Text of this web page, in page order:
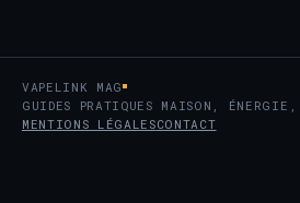
VAPELINK MAG
GUIDES PRATIQUES MAISON,
MENTIONS LÉGALESCONTACT